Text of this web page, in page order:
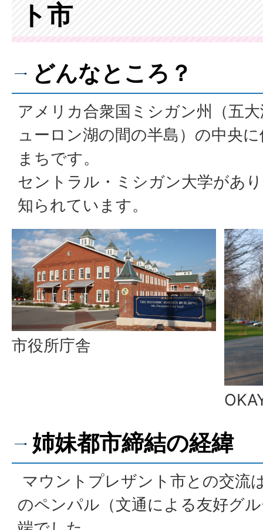
ト市
どんなところ？
アメリカ合衆国ミシガン州（五
ューロン湖の間の半島）の中央
まちです。
セントラル・ミシガン大学があ
知られています。
市役所庁舎
姉妹都市締結の経緯
マウントプレザント市との交流
のペンパル（文通による友好グ